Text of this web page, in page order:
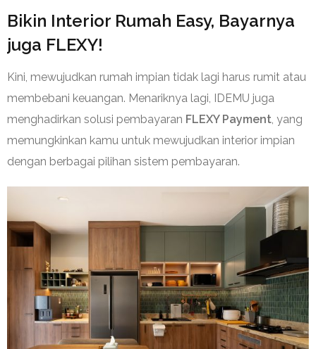
Bikin Interior Rumah Easy, Bayarnya
juga FLEXY!
Kini, mewujudkan rumah impian tidak lagi harus rumit atau
membebani keuangan. Menariknya lagi, IDEMU juga
menghadirkan solusi pembayaran FLEXY Payment, yang
memungkinkan kamu untuk mewujudkan interior impian
dengan berbagai pilihan sistem pembayaran.